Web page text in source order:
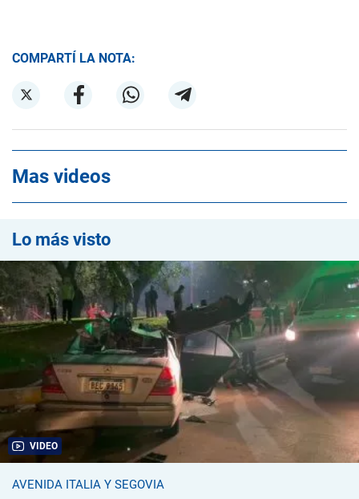
COMPARTÍ LA NOTA:
Mas videos
Lo más visto
VIDEO
AVENIDA ITALIA Y SEGOVIA